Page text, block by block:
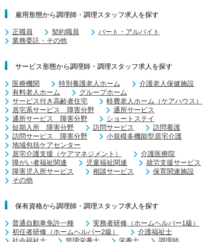
雇用形態から調理師・調理スタッフ求人を探す
正職員 契約職員
パート・アルバイト
業務委託・その他
サービス形態から調理師・調理スタッフ求人を探す
医療機関 特別養護老人ホーム
介護老人保健施設
有料老人ホーム
グループホーム
サービス付き高齢者住宅
軽費老人ホーム（ケアハウス）
居宅系サービス 障害分野
通所サービス
通所サービス 障害分野
ショートステイ
短期入所 障害分野
訪問サービス
訪問看護
訪問サービス 障害分野
小規模多機能型居宅介護
地域包括ケアセンター
居宅介護支援（ケアマネジメント）
介護医療院
障がい者福祉関連
児童福祉関連
就労支援サービス
障害児入所サービス
相談サービス
保育関連施設
その他
保有資格から調理師・調理スタッフ求人を探す
普通自動車免許一種
実務者研修（ホームヘルパー1級）
初任者研修（ホームヘルパー2級）
介護福祉士